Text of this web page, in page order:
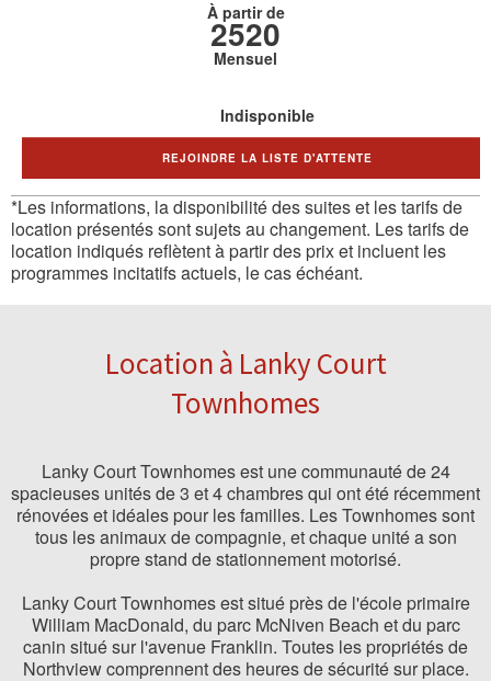
À partir de
2520
Mensuel
Indisponible
REJOINDRE LA LISTE D'ATTENTE
*Les informations, la disponibilité des suites et les tarifs de
location présentés sont sujets au changement. Les tarifs de
location indiqués reflètent à partir des prix et incluent les
programmes incitatifs actuels, le cas échéant.
Location à Lanky Court
Townhomes
Lanky Court Townhomes est une communauté de 24
spacieuses unités de 3 et 4 chambres qui ont été récemment
rénovées et idéales pour les familles. Les Townhomes sont
tous les animaux de compagnie, et chaque unité a son
propre stand de stationnement motorisé.
Lanky Court Townhomes est situé près de l'école primaire
William MacDonald, du parc McNiven Beach et du parc
canin situé sur l'avenue Franklin. Toutes les propriétés de
Northview comprennent des heures de sécurité sur place.